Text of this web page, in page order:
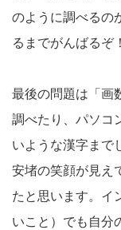
のように調べるの
るまでがんばるぞ
最後の問題は「画
調べたり、パソコ
いような漢字まで
安堵の笑顔が見え
たと思います。イ
いこと）でも自分